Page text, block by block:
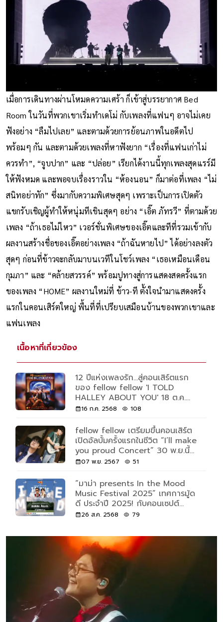
เมื่อการเดินทางผ่านโหมดความเศร้า ก็เข้าสู่บรรยากาศ Bed
Room ในวันที่พวกเขาเริ่มทำเดโม่ กับเพลงที่แฟนๆ อาจไม่เคย
ฟังอย่าง “ลืมไปเลย” และตามด้วยการย้อนภาพในอดีตไป
พร้อมๆ กัน และตามด้วยเพลงที่หาฟังยาก “เรื่องที่แฟนเก่าไม่
ควรทำ”, “จูบปาก” และ “ปล่อย” เรียกได้งานนี้ทุกเพลงสุดแรร์มี
ให้ฟังหมด และพอจบเรื่องราวใน “ห้องนอน” ก็มาต่อที่เพลง “ไม่
สนิทอย่าทัก” ซึ่งมากับความพิเศษสุดๆ เพราะเป็นการเปิดตัว
แขกรับเชิญผู้ทำให้หนุ่มทีเขินสุดๆ อย่าง “เอิ๊ต ภัทรวี” ที่ตามด้วย
เพลง “ถ้าเธอไม่ไหว” เวอร์ชั่นพิเศษของเอิ๊ตและทีที่รวมเข้ากับ
ผลงานสร้างชื่อของเอิ๊ตอย่างเพลง “ถ้าฉันหายไป” ได้อย่างลงตัว
สุดๆ ก่อนที่ข้าวจะกลับมาบนเวทีในโชว์เพลง “เธอเหมือนเดือน
กุมภา” และ “คล้ายสวรรค์” พร้อมปูทางสู่การแสดงสดครั้งแรก
ของเพลง “HOME” ผลงานใหม่ที่ ข้าว-ที ตั้งใจนำมาแสดงครั้ง
แรกในคอนเสิร์ตใหญ่ พื้นที่ที่เปรียบเสมือนบ้านของพวกเขาและ
แฟนเพลง
เนื้อหาที่เกี่ยวข้อง
12 ปีแห่งเพลงรัก...สู่คอนเสิร์ตแรก
ของ fellow fellow 'I TOLD
HALLEY ABOUT YOU' 18 ต.ค.
2568 ที่ธันเดอร์โดม
16 ก.ค. 2568 108
fellow fellow เตรียมขึ้นคอนเสิร์ต
เปิดอัลบั้มครั้งแรกในชีวิต “I’ll make
you proud Concert” 30 พ.ย.นี้
ณ Lido Connect
07 พ.ย. 2567 51
“มาม่า presents In the Mood
Music Festival 2025” เทศการมู้ด
ดี ประจำปี 2025! กับคอนเซปต์
“TWO-GETHER” ที่จับคู่ศิลปิน มาส
26 ส.ค. 2568 79